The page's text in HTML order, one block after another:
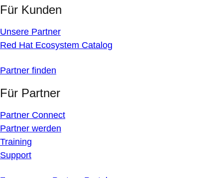
Für Kunden
Unsere Partner
Red Hat Ecosystem Catalog
Partner finden
Für Partner
Partner Connect
Partner werden
Training
Support